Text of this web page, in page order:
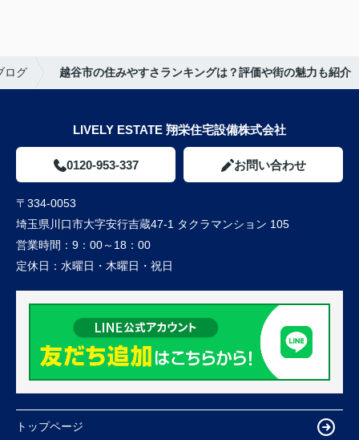
ログ 越谷市の住みやすさランキングは？評価や街の魅力も紹介
LIVELY ESTATE 翔栄住宅設備株式会社
0120-953-337 お問い合わせ
〒334-0053
埼玉県川口市大字安行吉蔵47-1 タクラマンション 105
営業時間： 9：00～18：00
定休日： 水曜日・木曜日・祝日
トップページ